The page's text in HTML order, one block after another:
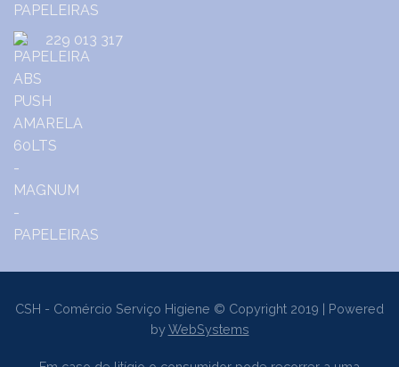
229 013 317
CSH - Comércio Serviço Higiene © Copyright 2019 | Powered
byWebSystems